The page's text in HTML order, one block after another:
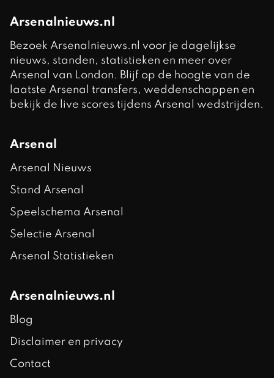
Arsenalnieuws.nl
Bezoek Arsenalnieuws.nl voor je dagelijkse
nieuws, standen, statistieken en meer over
Arsenal van London. Blijf op de hoogte van de
laatste Arsenal transfers, weddenschappen en
bekijk de live scores tijdens Arsenal wedstrijden.
Arsenal
Arsenal Nieuws
Stand Arsenal
Speelschema Arsenal
Selectie Arsenal
Arsenal Statistieken
Arsenalnieuws.nl
Blog
Disclaimer en privacy
Contact